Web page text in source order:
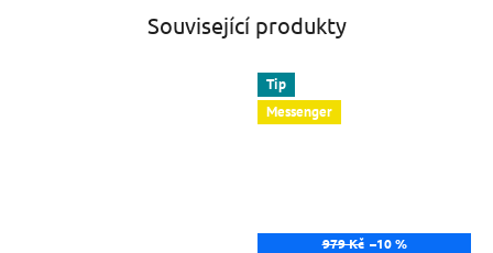
Související produkty
Tip
Messenger
979 Kč –10 %